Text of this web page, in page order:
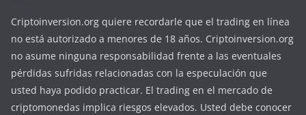
Criptoinversion.org quiere recordarle que el trading en línea
no está autorizado a menores de 18 años. Criptoinversion.org
no asume ninguna responsabilidad frente a las eventuales
pérdidas sufridas relacionadas con la especulación que
usted haya podido practicar. El trading en el mercado de
criptomonedas implica riesgos elevados. Usted debe conocer